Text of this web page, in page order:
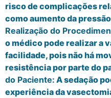
risco de complicações
como aumento da
Realização do
o médico pode realizar a
facilidade, pois não há
resistência por parte do
do Paciente: A sedação
experiência da